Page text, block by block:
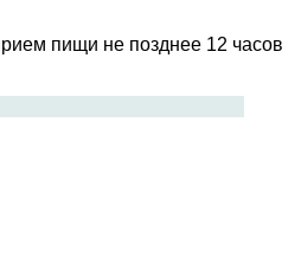
пищи не позднее 12 часов